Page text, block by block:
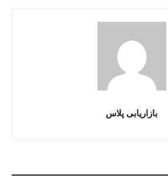
بازاریابی پلاس